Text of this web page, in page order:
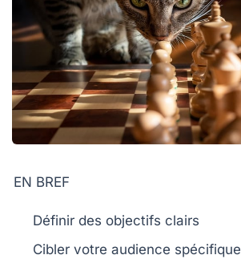
EN BREF
Définir des objectifs clairs
Cibler votre audience spécifique